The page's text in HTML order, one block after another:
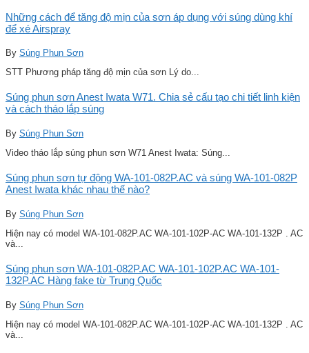
Những cách để tăng độ mịn của sơn áp dụng với súng dùng khí
để xé Airspray
By Súng Phun Sơn
STT Phương pháp tăng độ mịn của sơn Lý do...
Súng phun sơn Anest Iwata W71. Chia sẻ cấu tạo chi tiết linh kiện
và cách tháo lắp súng
By Súng Phun Sơn
Video tháo lắp súng phun sơn W71 Anest Iwata: Súng...
Súng phun sơn tự động WA-101-082P.AC và súng WA-101-082P
Anest Iwata khác nhau thế nào?
By Súng Phun Sơn
Hiện nay có model WA-101-082P.AC WA-101-102P-AC WA-101-132P . AC
và...
Súng phun sơn WA-101-082P.AC WA-101-102P.AC WA-101-
132P.AC Hàng fake từ Trung Quốc
By Súng Phun Sơn
Hiện nay có model WA-101-082P.AC WA-101-102P-AC WA-101-132P . AC
và...